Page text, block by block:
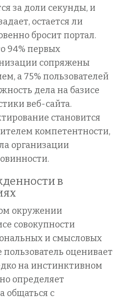
за доли секунды, и
остается ли
бросит портал.
94% первых
сопряжены
а 75% пользователей
дела на базисе
веб-сайта.
становится
компетентности,
организации
в
окружении
совокупности
и смысловых
оценивает
на инстинктивном
определяет
общаться с